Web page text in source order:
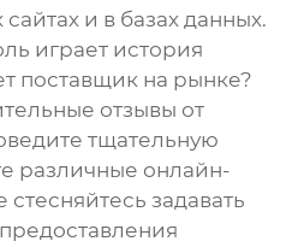
и в базах данных.
играет история
поставщик на рынке?
отзывы от
тщательную
различные онлайн-
задавать